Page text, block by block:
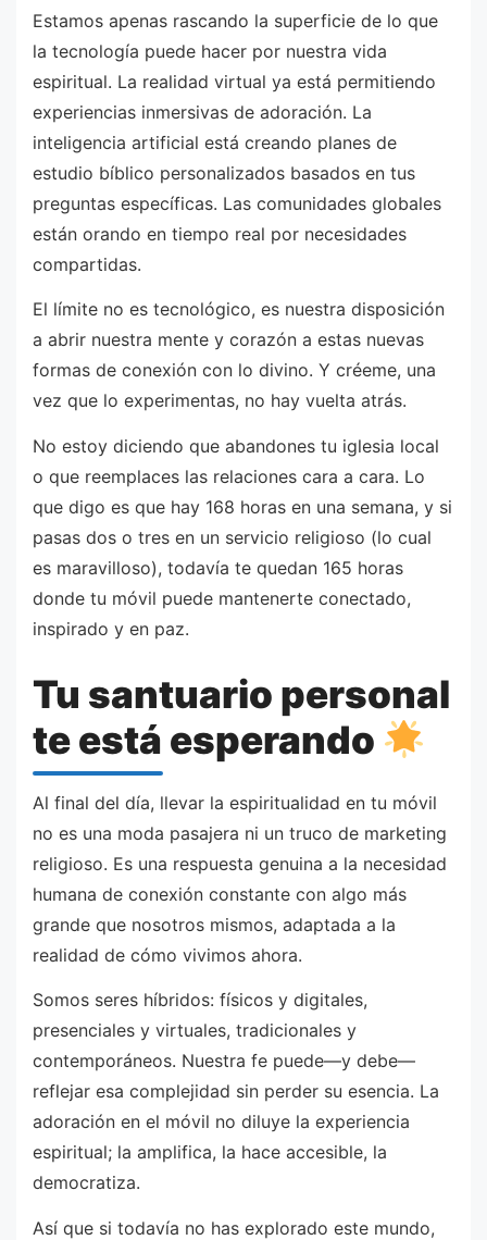
Estamos apenas rascando la superficie de lo que
la tecnología puede hacer por nuestra vida
espiritual. La realidad virtual ya está permitiendo
experiencias inmersivas de adoración. La
inteligencia artificial está creando planes de
estudio bíblico personalizados basados en tus
preguntas específicas. Las comunidades globales
están orando en tiempo real por necesidades
compartidas.
El límite no es tecnológico, es nuestra disposición
a abrir nuestra mente y corazón a estas nuevas
formas de conexión con lo divino. Y créeme, una
vez que lo experimentas, no hay vuelta atrás.
No estoy diciendo que abandones tu iglesia local
o que reemplaces las relaciones cara a cara. Lo
que digo es que hay 168 horas en una semana, y si
pasas dos o tres en un servicio religioso (lo cual
es maravilloso), todavía te quedan 165 horas
donde tu móvil puede mantenerte conectado,
inspirado y en paz.
Tu santuario personal
te está esperando
Al final del día, llevar la espiritualidad en tu móvil
no es una moda pasajera ni un truco de marketing
religioso. Es una respuesta genuina a la necesidad
humana de conexión constante con algo más
grande que nosotros mismos, adaptada a la
realidad de cómo vivimos ahora.
Somos seres híbridos: físicos y digitales,
presenciales y virtuales, tradicionales y
contemporáneos. Nuestra fe puede—y debe—
reflejar esa complejidad sin perder su esencia. La
adoración en el móvil no diluye la experiencia
espiritual; la amplifica, la hace accesible, la
democratiza.
Así que si todavía no has explorado este mundo,